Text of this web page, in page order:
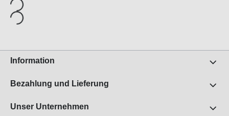
Information
Bezahlung und Lieferung
Unser Unternehmen